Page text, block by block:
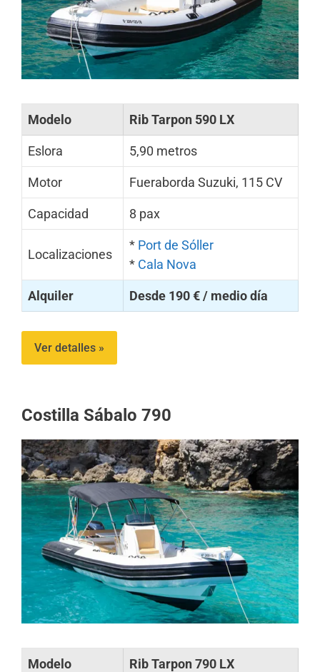
Modelo Rib Tarpon 590 LX
Eslora 5,90 metros
Motor Fueraborda Suzuki, 115 CV
Capacidad 8 pax
Localizaciones
* Port de Sóller
* Cala Nova
Alquiler Desde 190 € / medio día
Ver detalles »
Costilla Sábalo 790
Modelo Rib Tarpon 790 LX